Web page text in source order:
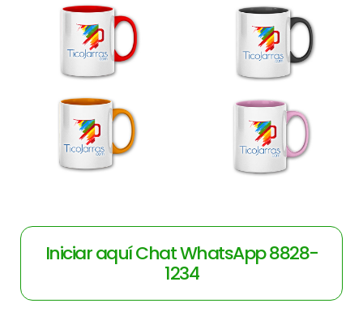
Iniciar aquí Chat WhatsApp 8828-
1234